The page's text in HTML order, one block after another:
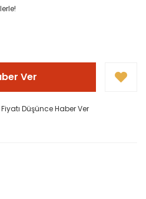
Ver
Fiyatı Düşünce Haber Ver